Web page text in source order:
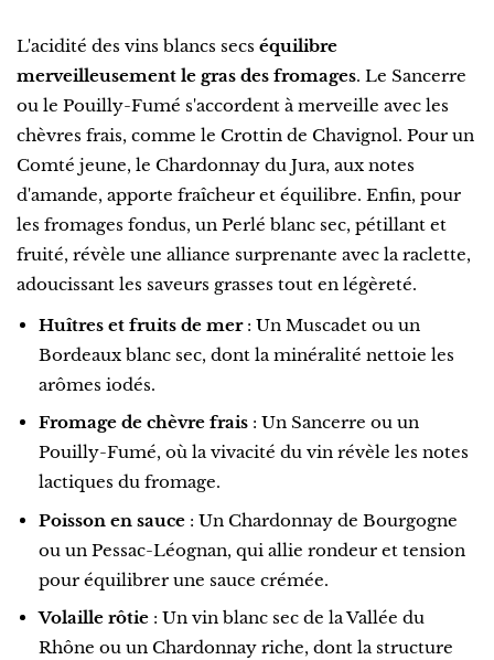
L'acidité des vins blancs secs équilibre
merveilleusement le gras des fromages. Le Sancerre
ou le Pouilly-Fumé s'accordent à merveille avec les
chèvres frais, comme le Crottin de Chavignol. Pour un
Comté jeune, le Chardonnay du Jura, aux notes
d'amande, apporte fraîcheur et équilibre. Enfin, pour
les fromages fondus, un Perlé blanc sec, pétillant et
fruité, révèle une alliance surprenante avec la raclette,
adoucissant les saveurs grasses tout en légèreté.
Huîtres et fruits de mer: Un Muscadet ou un
Bordeaux blanc sec, dont la minéralité nettoie les
arômes iodés.
Fromage de chèvre frais : Un Sancerre ou un
Pouilly-Fumé, où la vivacité du vin révèle les notes
lactiques du fromage.
Poisson en sauce : Un Chardonnay de Bourgogne
ou un Pessac-Léognan, qui allie rondeur et tension
pour équilibrer une sauce crémée.
Volaille rôtie : Un vin blanc sec de la Vallée du
Rhône ou un Chardonnay riche, dont la structure